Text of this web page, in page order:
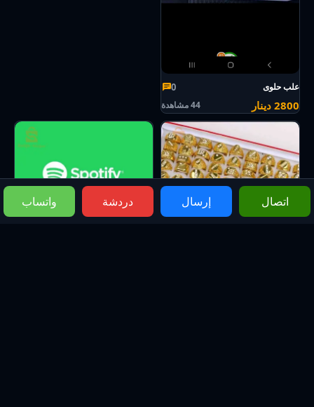
علب حلوى 0
2800 دينار 44 مشاهدة
اتصال إرسال دردشة واتساب